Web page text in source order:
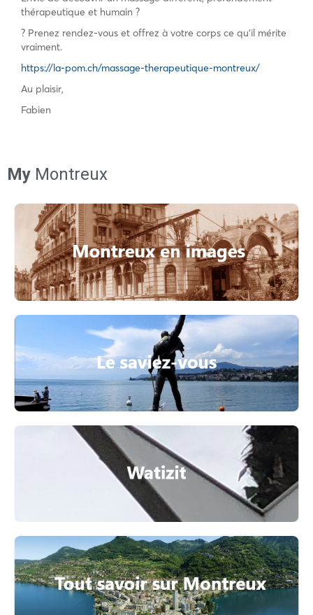
thérapeutique et humain ?
? Prenez rendez-vous et offrez à votre corps ce qu’il mérite
vraiment.
https://la-pom.ch/massage-therapeutique-montreux/
Au plaisir,
Fabien
My Montreux